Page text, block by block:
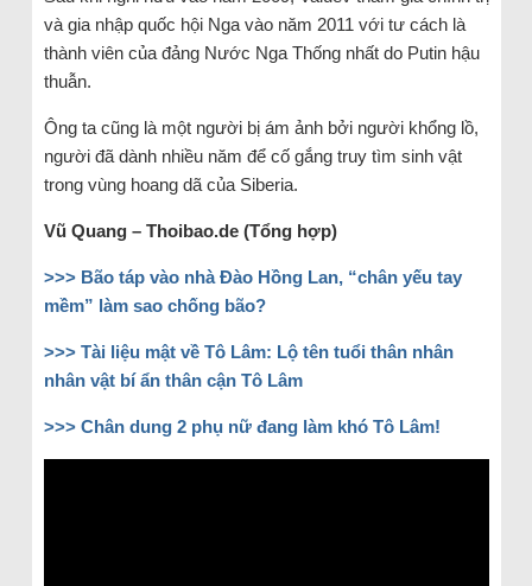
và gia nhập quốc hội Nga vào năm 2011 với tư cách là
thành viên của đảng Nước Nga Thống nhất do Putin hậu
thuẫn.
Ông ta cũng là một người bị ám ảnh bởi người khổng lồ,
người đã dành nhiều năm để cố gắng truy tìm sinh vật
trong vùng hoang dã của Siberia.
Vũ Quang – Thoibao.de (Tổng hợp)
>>> Bão táp vào nhà Đào Hồng Lan, “chân yếu tay
mềm” làm sao chống bão?
>>> Tài liệu mật về Tô Lâm: Lộ tên tuổi thân nhân
nhân vật bí ẩn thân cận Tô Lâm
>>> Chân dung 2 phụ nữ đang làm khó Tô Lâm!